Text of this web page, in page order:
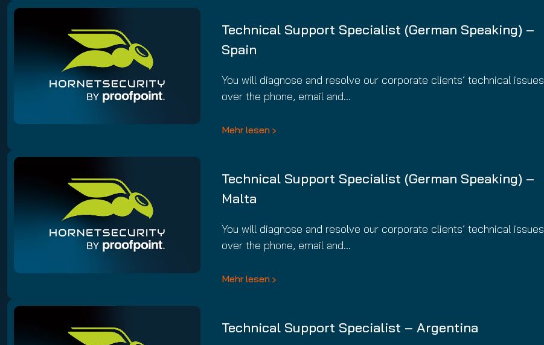
Hornet.email
Technical Support Specialist (German Speaking) –
Spain
You will diagnose and resolve our corporate clients’ technical issues
over the phone, email and…
Mehr lesen
Technical Support Specialist (German Speaking) –
Malta
You will diagnose and resolve our corporate clients’ technical issues
over the phone, email and…
Mehr lesen
Technical Support Specialist – Argentina